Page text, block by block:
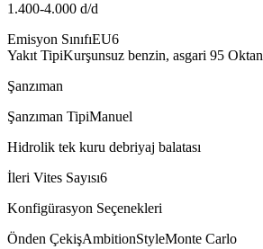
1.400-4.000 d/d
Emisyon SınıfıEU6
Yakıt TipiKurşunsuz benzin, asgari 95 Oktan
Şanzıman
Şanzıman TipiManuel
Hidrolik tek kuru debriyaj balatası
İleri Vites Sayısı6
Konfigürasyon Seçenekleri
Önden ÇekişAmbitionStyleMonte Carlo